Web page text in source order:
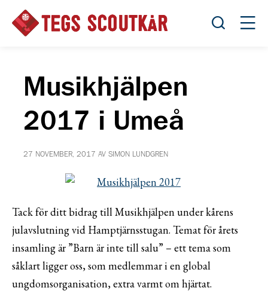
Öppna
Musikhjälpen
2017 i Umeå
27 NOVEMBER, 2017 AV SIMON LUNDGREN
Tack för ditt bidrag till Musikhjälpen under kårens
julavslutning vid Hamptjärnsstugan. Temat för årets
insamling är ”Barn är inte till salu” – ett tema som
såklart ligger oss, som medlemmar i en global
ungdomsorganisation, extra varmt om hjärtat.